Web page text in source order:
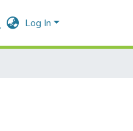
Log In